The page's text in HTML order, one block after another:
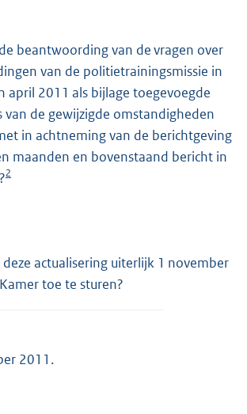
beantwoording van de vragen over
van de politietrainingsmissie in
april 2011 als bijlage toegevoegde
van de gewijzigde omstandigheden
in achtneming van de berichtgeving
maanden en bovenstaand bericht in
2
actualisering uiterlijk 1 november
toe te sturen?
2011.